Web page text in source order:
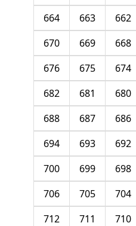
662
663
664
668
669
670
674
675
676
680
681
682
686
687
688
692
693
694
698
699
700
704
705
706
710
711
712